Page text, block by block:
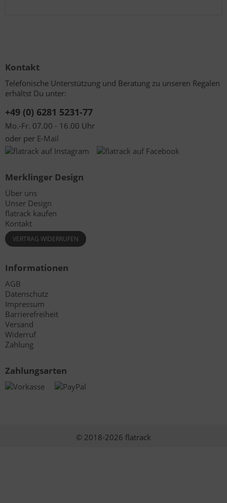
Kontakt
Telefonische Unterstützung und Beratung zu unseren Regalen
erhältst Du unter:
+49 (0) 6281 5231-77
Mo.-Fr. 07.00 - 16.00 Uhr
oder per E-Mail
Merklinger Design
Über uns
Unser Design
flatrack kaufen
Kontakt
VERTRAG WIDERRUFEN
Informationen
AGB
Datenschutz
Impressum
Barrierefreiheit
Versand
Widerruf
Zahlung
Zahlungsarten
© 2018-2026 flatrack